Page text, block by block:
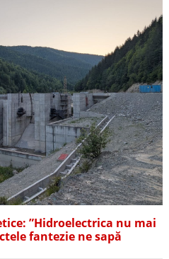
”Hidroelectrica nu mai
fantezie ne sapă